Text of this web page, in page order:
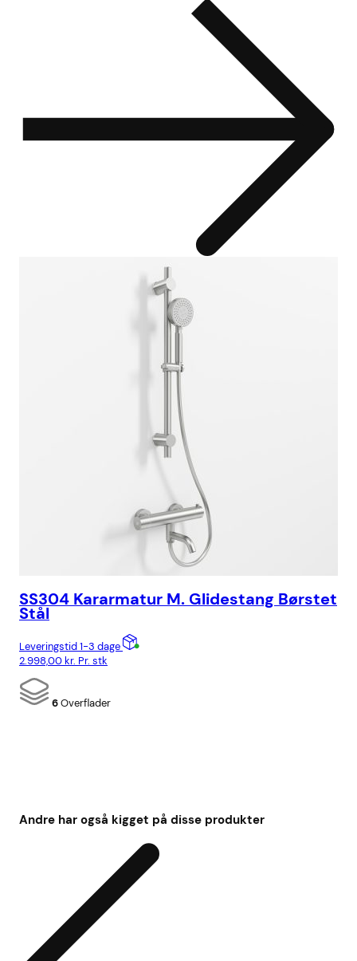
SS304 Kararmatur M. Glidestang Børstet
Stål
Leveringstid 1-3 dage
2.998,00kr. Pr. stk
6Overflader
Andre har også kigget på disse produkter